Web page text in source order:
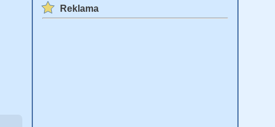
Reklama